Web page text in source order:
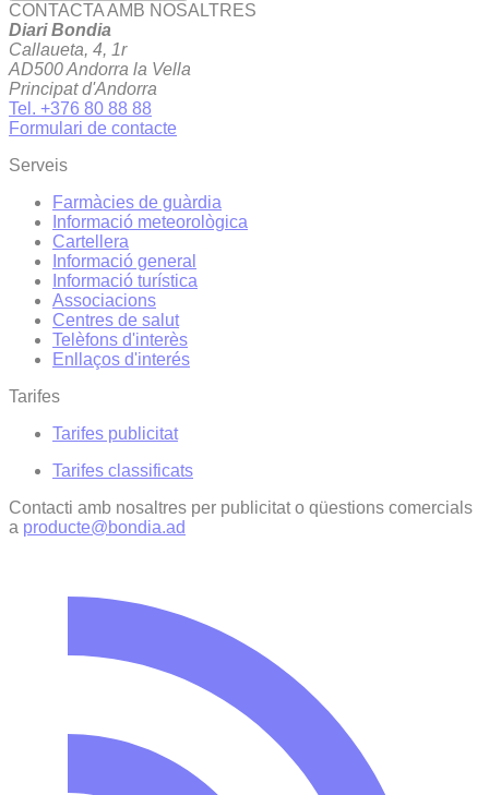
CONTACTA AMB NOSALTRES
Diari Bondia
Callaueta, 4, 1r
AD500 Andorra la Vella
Principat d'Andorra
Tel. +376 80 88 88
Formulari de contacte
Serveis
Farmàcies de guàrdia
Informació meteorològica
Cartellera
Informació general
Informació turística
Associacions
Centres de salut
Telèfons d'interès
Enllaços d'interés
Tarifes
Tarifes publicitat
Tarifes classificats
Contacti amb nosaltres per publicitat o qüestions comercials
a producte@bondia.ad